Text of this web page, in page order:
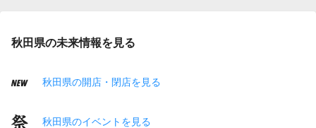
秋田県の未来情報を見る
秋田県の開店・閉店を見る
秋田県のイベントを見る